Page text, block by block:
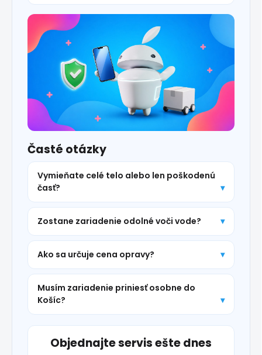
Časté otázky
Vymieňate celé telo alebo len poškodenú
časť?
Zostane zariadenie odolné voči vode?
Ako sa určuje cena opravy?
Musím zariadenie priniesť osobne do
Košíc?
Objednajte servis ešte dnes